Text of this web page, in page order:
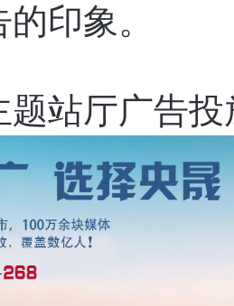
印象。
题站厅广告